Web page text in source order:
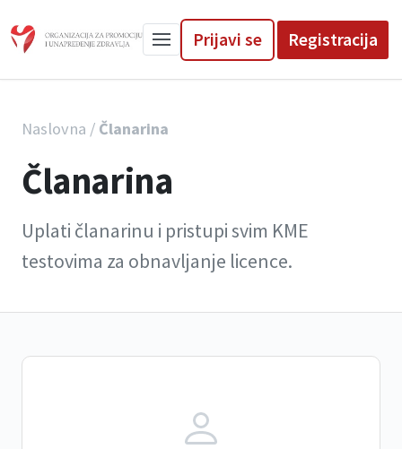
Prijavi se Registracija
Naslovna / Članarina
Članarina
Uplati članarinu i pristupi svim KME
testovima za obnavljanje licence.